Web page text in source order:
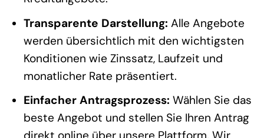
Transparente Darstellung: Alle Angebote
werden übersichtlich mit den wichtigsten
Konditionen wie Zinssatz, Laufzeit und
monatlicher Rate präsentiert.
Einfacher Antragsprozess: Wählen Sie das
beste Angebot und stellen Sie Ihren Antrag